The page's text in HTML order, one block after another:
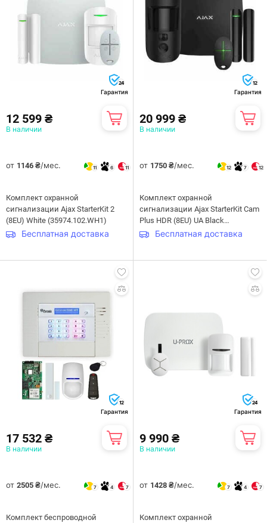
24
Гарантия
12 599 ₴
В наличии
от 1146 ₴/мес. 11 6 11
Комплект охранной
сигнализации Ajax StarterKit 2
(8EU) White (35974.102.WH1)
Бесплатная доставка
12
Гарантия
20 999 ₴
В наличии
от 1750 ₴/мес. 12 7 12
Комплект охранной
сигнализации Ajax StarterKit Cam
Plus HDR (8EU) UA Black
(117596.66.BL1)
Бесплатная доставка
12
Гарантия
17 532 ₴
В наличии
от 2505 ₴/мес. 7 4 7
Комплект беспроводной
24
Гарантия
9 990 ₴
В наличии
от 1428 ₴/мес. 7 4 7
Комплект охранной